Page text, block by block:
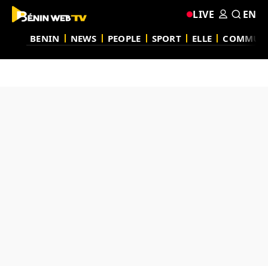
BENIN NEWS PEOPLE SPORT ELLE
LIVE EN